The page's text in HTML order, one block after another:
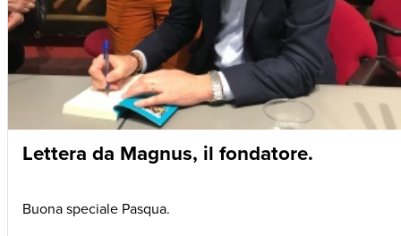
Lettera da Magnus, il fondatore.
Buona speciale Pasqua.